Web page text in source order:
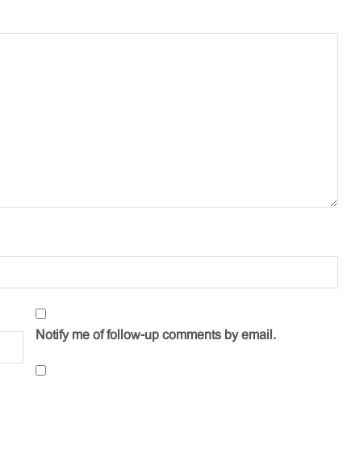
Notify me of follow-up comments by email.